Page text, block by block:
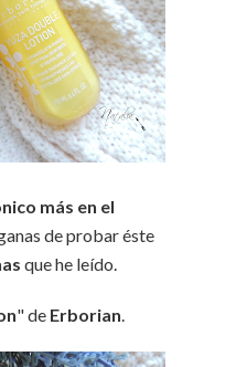
más en el
de probar éste
que he leído.
" de Erborian.